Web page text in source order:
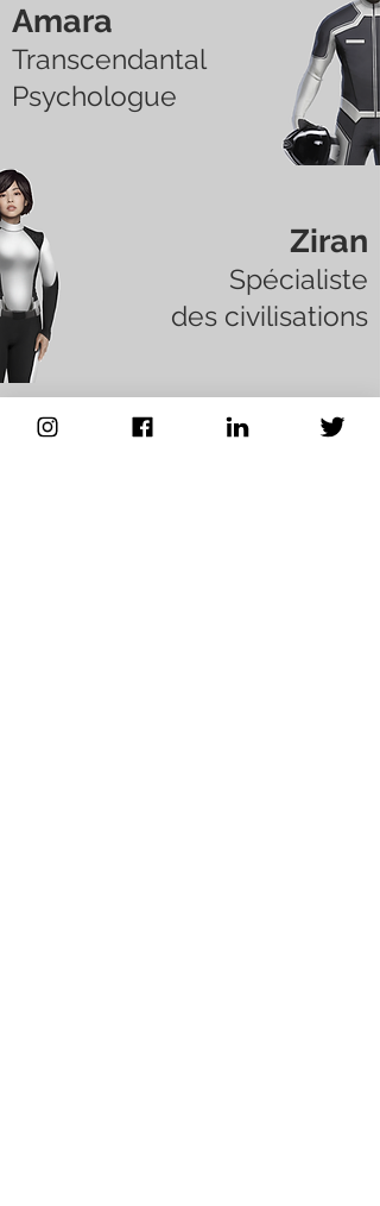
Amara
Transcendantal
Psychologue
Ziran
Spécialiste
des civilisations